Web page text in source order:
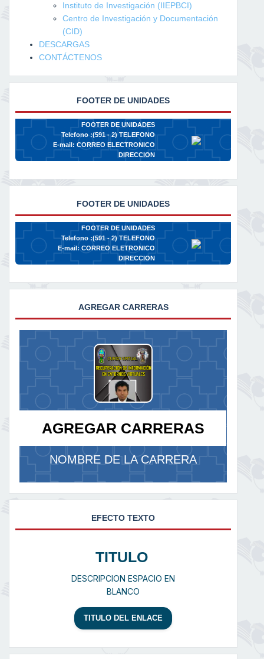
Instituto de Investigación (IIEPBCI)
Centro de Investigación y Documentación
(CID)
DESCARGAS
CONTÁCTENOS
FOOTER DE UNIDADES
FOOTER DE UNIDADES
Telefono :(591 - 2)TELEFONO
E-mail: CORREO ELECTRONICO
DIRECCION
FOOTER DE UNIDADES
FOOTER DE UNIDADES
Telefono :(591 - 2)TELEFONO
E-mail:CORREO ELETRONICO
DIRECCION
AGREGAR CARRERAS
AGREGAR CARRERAS
NOMBRE DE LA CARRERA
EFECTO TEXTO
TITULO
DESCRIPCION ESPACIO EN
BLANCO
TITULO DEL ENLACE